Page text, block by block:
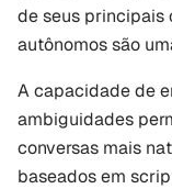
de seus principais
autônomos são
A capacidade de
ambiguidades
conversas mais
baseados em